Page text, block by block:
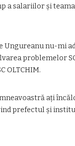
a salariilor și
Ungureanu nu-mi
problemelor SC
OLTCHIM.
ați
prefectul și